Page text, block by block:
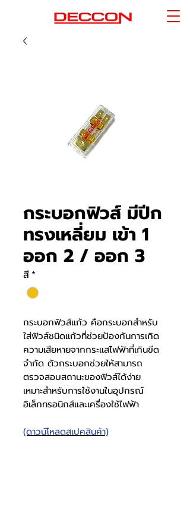
กระบอกฟิวส์ มีปีก
ทรงเหลี่ยม เข้า 1
ออก 2 / ออก 3
สี*
กระบอกฟิวส์แก้ว คือกระบอกสำหรับ
ใส่ฟิวส์ชนิดแก้วที่ช่วยป้องกันการเกิด
ความเสียหายจากกระแสไฟฟ้าที่เกินขีด
จำกัด ตัวกระบอกช่วยให้สามารถ
ตรวจสอบสถานะของฟิวส์ได้ง่าย
เหมาะสำหรับการใช้งานในอุปกรณ์
อิเล็กทรอนิกส์และเครื่องใช้ไฟฟ้า
(ดาวน์โหลดสเปคสินค้า)